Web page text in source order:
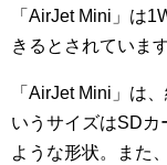
「AirJet Mini」は
きるとされています
「AirJet Mini」は
いうサイズはSDカ
ような形状。また